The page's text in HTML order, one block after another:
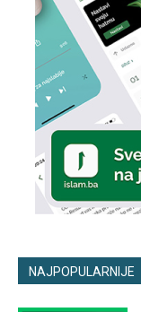
NAJPOPULARNIJE